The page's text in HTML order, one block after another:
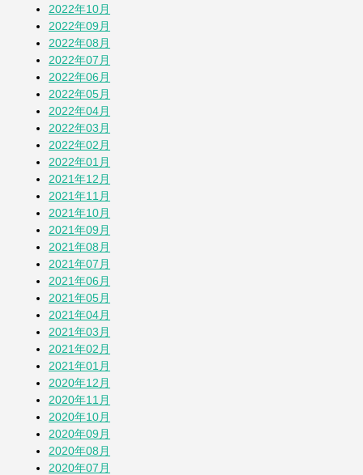
2022年10月
2022年09月
2022年08月
2022年07月
2022年06月
2022年05月
2022年04月
2022年03月
2022年02月
2022年01月
2021年12月
2021年11月
2021年10月
2021年09月
2021年08月
2021年07月
2021年06月
2021年05月
2021年04月
2021年03月
2021年02月
2021年01月
2020年12月
2020年11月
2020年10月
2020年09月
2020年08月
2020年07月